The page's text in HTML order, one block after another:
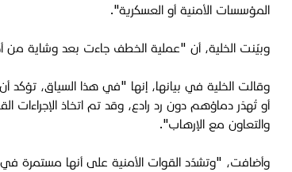
المؤسسات الأمنية أو العسكرية".
وبيّنت الخلية، أن "عملية الخطف جاءت بعد وشاية من
وقالت الخلية في بيانها، إنها "في هذا السياق،
أو تُهدَر دماؤهم دون رد رادع، وقد تم اتخاذ
والتعاون مع الإرهاب".
وأضافت، "وتشدّد القوات الأمنية على أنها مستمرة